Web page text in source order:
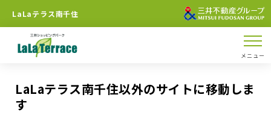
LaLaテラス南千住
メニュー
LaLaテラス南千住以外のサイトに移動しま
す